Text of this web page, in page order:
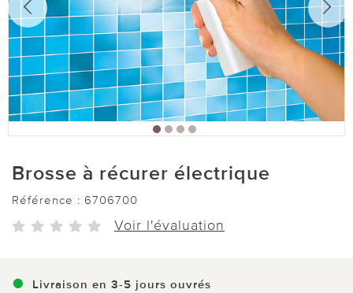
Brosse à récurer électrique
Référence : 6706700
Voir l'évaluation
Livraison en 3-5 jours ouvrés